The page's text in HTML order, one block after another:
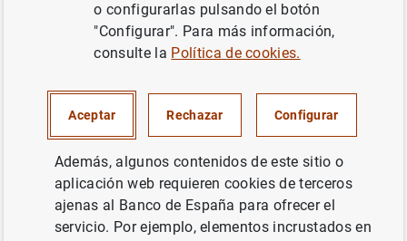
SITUACIÓN ECONÓMICA
ESPAÑA POLÍTICA MONETARIA
Estado financiero consolidado del
Eurosistema a 10 de abril de 2015 (277
o configurarlas pulsando el botón
"Configurar". Para más información,
consulte la Política de cookies.
Aceptar Rechazar Configurar
Además, algunos contenidos de este sitio o
aplicación web requieren cookies de terceros
ajenas al Banco de España para ofrecer el
servicio. Por ejemplo, elementos incrustados en